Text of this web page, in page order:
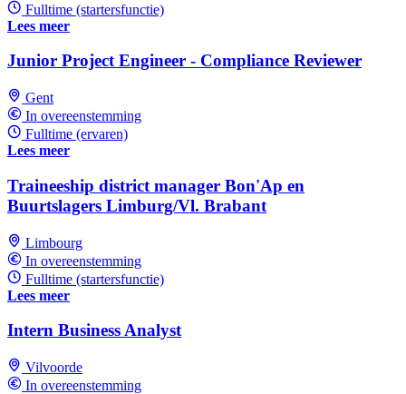
Fulltime (startersfunctie)
Lees meer
Junior Project Engineer - Compliance Reviewer
Gent
In overeenstemming
Fulltime (ervaren)
Lees meer
Traineeship district manager Bon'Ap en
Buurtslagers Limburg/Vl. Brabant
Limbourg
In overeenstemming
Fulltime (startersfunctie)
Lees meer
Intern Business Analyst
Vilvoorde
In overeenstemming